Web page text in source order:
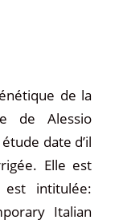
de la
de Alessio
date d’il
Elle est
est intitulée:
Italian